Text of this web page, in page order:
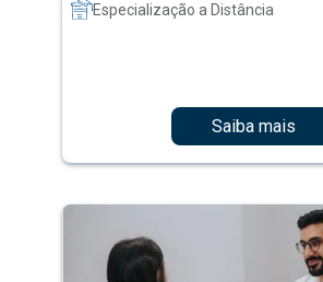
Especialização a Distância
Saiba mais